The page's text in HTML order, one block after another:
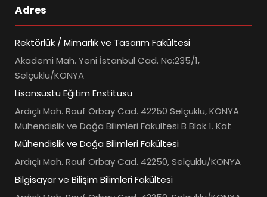
Adres
Rektörlük / Mimarlık ve Tasarım Fakültesi
Akademi Mah. Yeni İstanbul Cad. No:235/1,
Selçuklu/KONYA
Lisansüstü Eğitim Enstitüsü
Ardıçlı Mah. Rauf Orbay Cad. 42250 Selçuklu, KONYA
Mühendislik ve Doğa Bilimleri Fakültesi B Blok 1. Kat
Mühendislik ve Doğa Bilimleri Fakültesi
Ardıçlı Mah. Rauf Orbay Cad. 42250, Selçuklu/KONYA
Bilgisayar ve Bilişim Bilimleri Fakültesi